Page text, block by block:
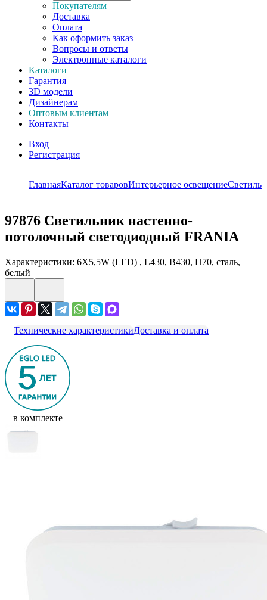
Покупателям
Доставка
Оплата
Как оформить заказ
Вопросы и ответы
Электронные каталоги
Каталоги
Гарантия
3D модели
Дизайнерам
Оптовым клиентам
Контакты
Вход
Регистрация
ГлавнаяКаталог товаровИнтерьерное освещение
97876 Светильник настенно-
потолочный светодиодный FRANIA
Характеристики: 6X5,5W (LED) , L430, B430, H70, сталь,
белый
Технические характеристикиДоставка и оплата
в комплекте